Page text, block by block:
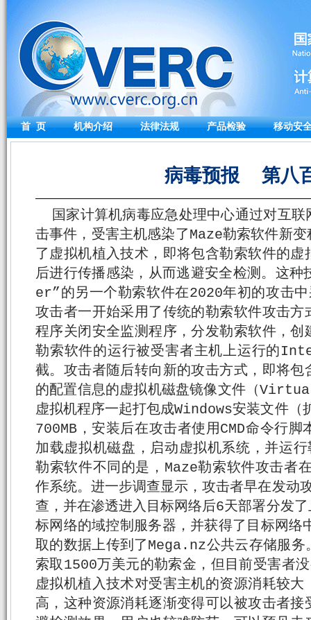
首 页 机构介绍 法律法规 产品检验 移动安
病毒预报 第八
国家计算机病毒应急处理中心通过对互
击事件，受害主机感染了Maze勒索软件新
了虚拟机植入技术，即将包含勒索软件的
后进行传播感染，从而逃避安全检测。这
er”的另一个勒索软件在2020年初的攻击
攻击者一开始采用了传统的勒索软件攻击
程序关闭安全监测程序，分发勒索软件，
勒索软件的运行被受害者主机上运行的
截。攻击者随后转向新的攻击方式，即将
的配置信息的虚拟机磁盘镜像文件（
虚拟机程序一起打包成Windows安装文件
700MB，安装后在攻击者使用CMD命令行
加载虚拟机磁盘，启动虚拟机系统，并运
勒索软件不同的是，Maze勒索软件攻击者
作系统。进一步调查显示，攻击者早在发动
查，并在渗透进入目标网络后6天部署分发
标网络的域控制服务器，并获得了目标网
取的数据上传到了Mega.nz公共云存储服务
索取1500万美元的勒索金，但目前受害者
虚拟机植入技术对受害主机的资源消耗较
高，这种资源消耗逐渐变得可以被攻击者